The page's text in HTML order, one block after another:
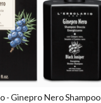
- Ginepro Nero Shampoo